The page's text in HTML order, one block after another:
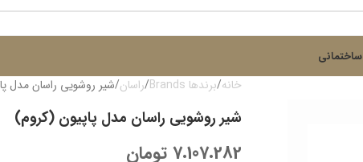
خانه برندها Brands راسان شیر روشویی راسان مدل
شیر روشویی راسان مدل پاپیون (کروم)
7.107.282 تومان